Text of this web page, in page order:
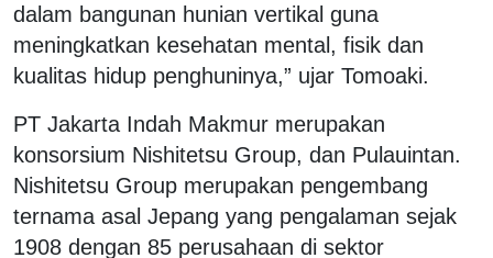
dalam bangunan hunian vertikal guna
meningkatkan kesehatan mental, fisik dan
kualitas hidup penghuninya,” ujar Tomoaki.
PT Jakarta Indah Makmur merupakan
konsorsium Nishitetsu Group, dan Pulauintan.
Nishitetsu Group merupakan pengembang
ternama asal Jepang yang pengalaman sejak
1908 dengan 85 perusahaan di sektor